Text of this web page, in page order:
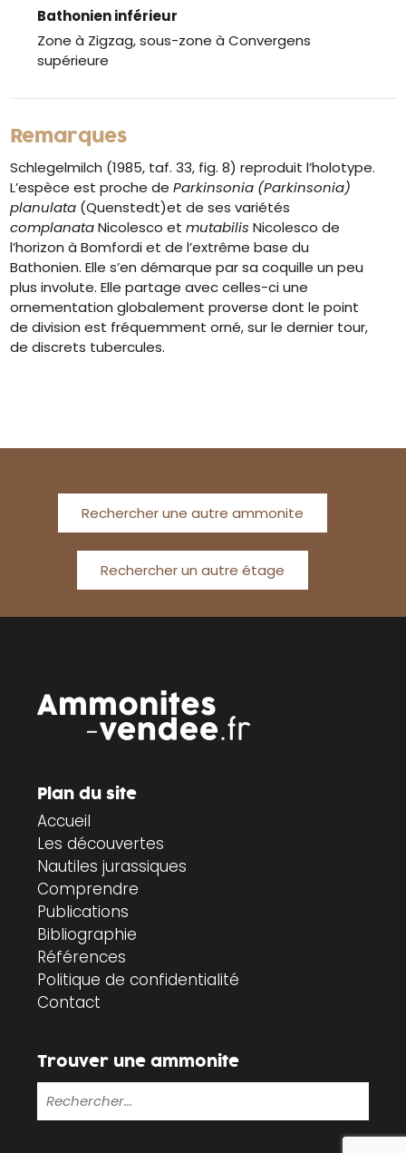
Bathonien inférieur
Zone à Zigzag, sous-zone à Convergens
supérieure
Remarques
Schlegelmilch (1985, taf. 33, fig. 8) reproduit l’holotype.
L’espèce est proche deParkinsonia (Parkinsonia)
planulata (Quenstedt)et de ses variétés
complanataNicolesco etmutabilis Nicolesco de
l’horizon à Bomfordi et de l’extrême base du
Bathonien. Elle s’en démarque par sa coquille un peu
plus involute. Elle partage avec celles-ci une
ornementation globalement proverse dont le point
de division est fréquemment orné, sur le dernier tour,
de discrets tubercules.
Rechercher une autre ammonite
Rechercher un autre étage
Plan du site
Accueil
Les découvertes
Nautiles jurassiques
Comprendre
Publications
Bibliographie
Références
Politique de confidentialité
Contact
Trouver une ammonite